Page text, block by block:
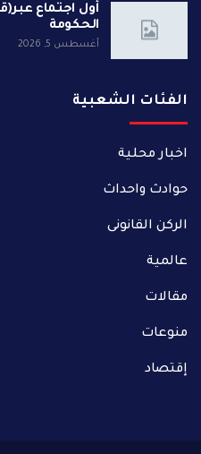
أول اجتماع
الحكومة
أغسطس 5, 2026
الفئات الشعبية
اخبار محلية
حوادث واحداث
الركن القانونى
عالمية
مقالات
منوعات
إقتصاد